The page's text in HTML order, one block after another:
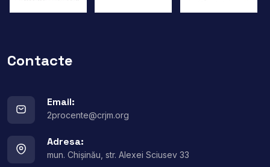
Contacte
Email:
2procente@crjm.org
Adresa:
mun. Chișinău, str. Alexei Sciusev 33